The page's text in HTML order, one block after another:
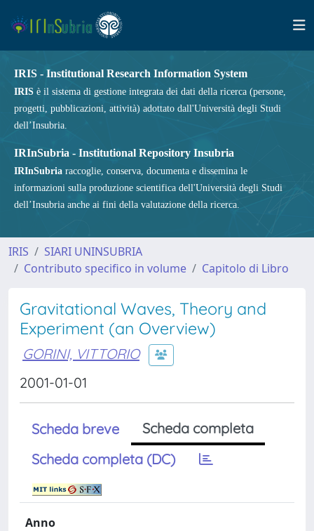
IRIS - Institutional Research Information System
IRIS è il sistema di gestione integrata dei dati della ricerca (persone,
progetti, pubblicazioni, attività) adottato dall'Università degli Studi
dell’Insubria.
IRInSubria - Institutional Repository Insubria
IRInSubria raccoglie, conserva, documenta e dissemina le
informazioni sulla produzione scientifica dell'Università degli Studi
dell’Insubria anche ai fini della valutazione della ricerca.
IRIS
SIARI UNINSUBRIA
Contributo specifico in volume
Capitolo di Libro
Gravitational Waves, Theory and
Experiment (an Overview)
GORINI, VITTORIO
2001-01-01
Scheda breve
Scheda completa
Scheda completa (DC)
Anno